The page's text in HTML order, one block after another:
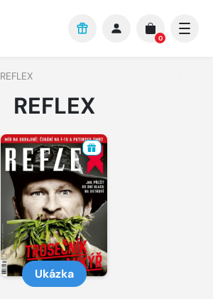
0
REFLEX
REFLEX
Ukázka